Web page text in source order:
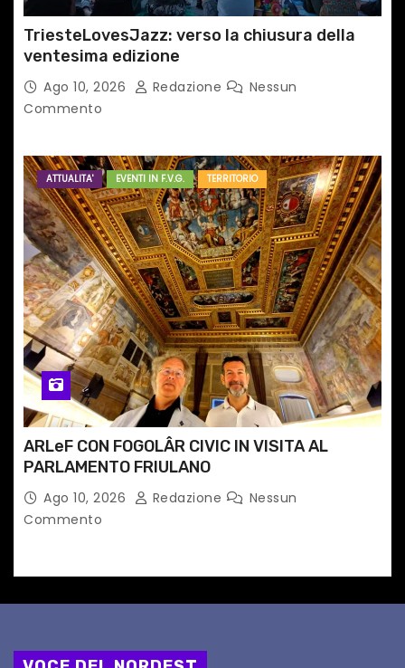
TriesteLovesJazz: verso la chiusura della
ventesima edizione
Ago 10, 2026 Redazione
Nessun
Commento
ATTUALITA' EVENTI IN F.V.G. TERRITORIO
ARLeF CON FOGOLÂR CIVIC IN VISITA AL
PARLAMENTO FRIULANO
Ago 10, 2026 Redazione
Nessun
Commento